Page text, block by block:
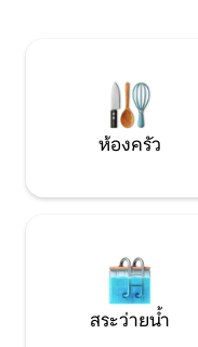
ห้องครัว
สระว่ายน้ำ